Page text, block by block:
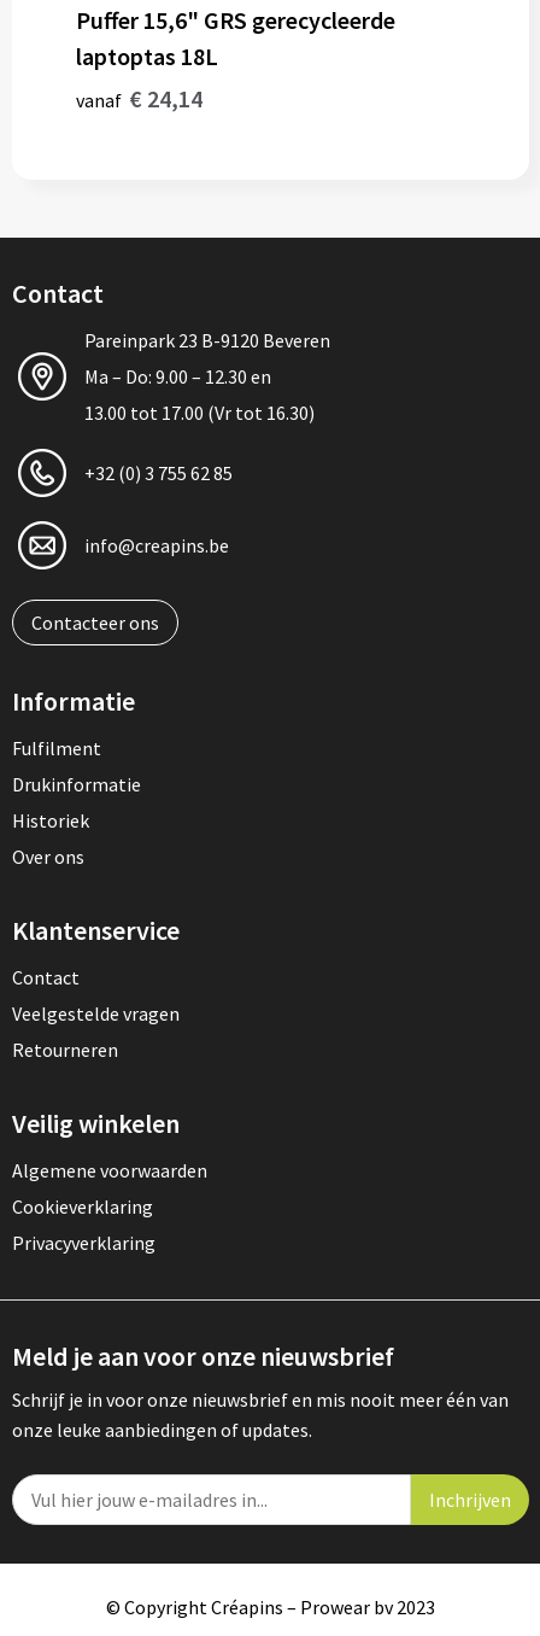
Puffer 15,6" GRS gerecycleerde
laptoptas 18L
vanaf € 24,14
Contact
Pareinpark 23 B-9120 Beveren
Ma – Do: 9.00 – 12.30 en
13.00 tot 17.00 (Vr tot 16.30)
+32 (0) 3 755 62 85
info@creapins.be
Contacteer ons
Informatie
Fulfilment
Drukinformatie
Historiek
Over ons
Klantenservice
Contact
Veelgestelde vragen
Retourneren
Veilig winkelen
Algemene voorwaarden
Cookieverklaring
Privacyverklaring
Meld je aan voor onze nieuwsbrief
Schrijf je in voor onze nieuwsbrief en mis nooit meer één van
onze leuke aanbiedingen of updates.
© Copyright Créapins – Prowear bv 2023